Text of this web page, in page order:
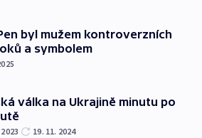
byl mužem kontroverzních
a symbolem
válka na Ukrajině minutu po
19. 11. 2024